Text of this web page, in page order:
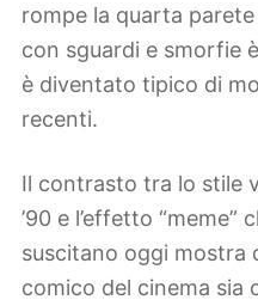
rompe la quarta
con sguardi e smorfie
è diventato tipico di
recenti.
Il contrasto tra lo stile
’90 e l’effetto “meme”
suscitano oggi mostra
comico del cinema sia